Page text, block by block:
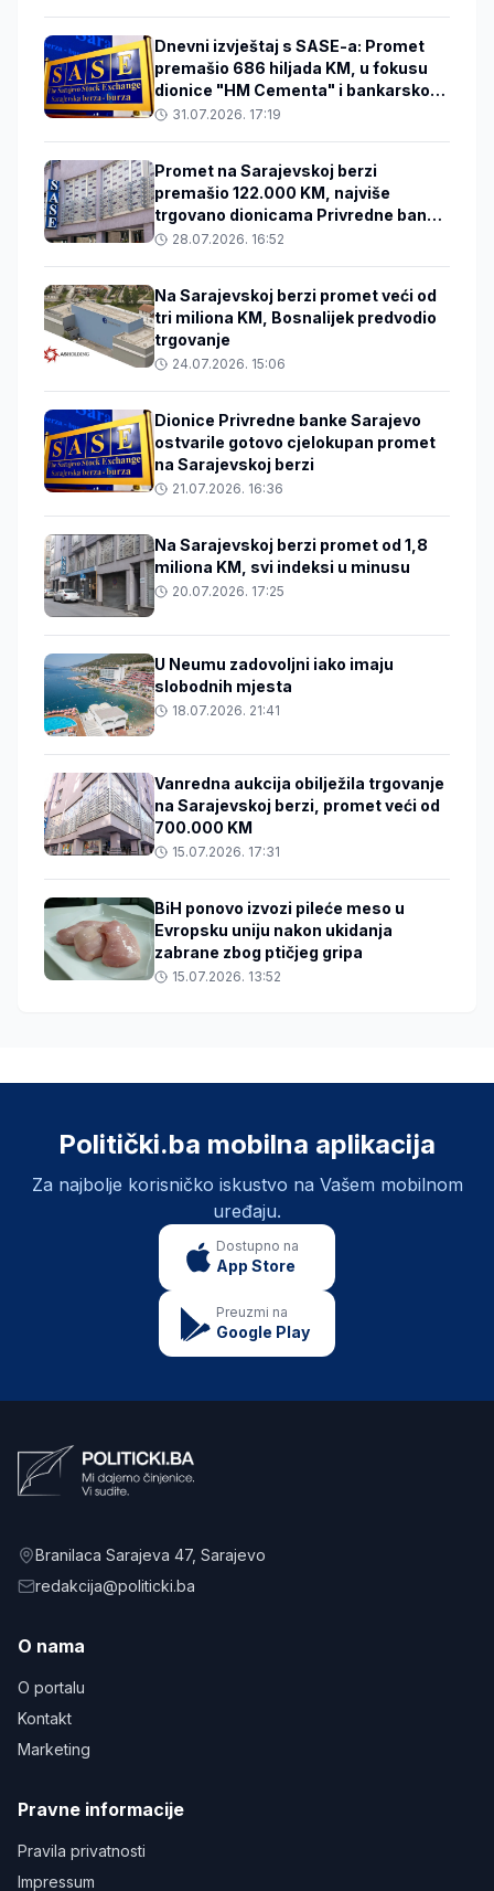
Dnevni izvještaj s SASE-a: Promet
premašio 686 hiljada KM, u fokusu
dionice "HM Cementa" i bankarskog
sektora
31.07.2026. 17:19
Promet na Sarajevskoj berzi
premašio 122.000 KM, najviše
trgovano dionicama Privredne banke
Sarajevo
28.07.2026. 16:52
Na Sarajevskoj berzi promet veći od
tri miliona KM, Bosnalijek predvodio
trgovanje
24.07.2026. 15:06
Dionice Privredne banke Sarajevo
ostvarile gotovo cjelokupan promet
na Sarajevskoj berzi
21.07.2026. 16:36
Na Sarajevskoj berzi promet od 1,8
miliona KM, svi indeksi u minusu
20.07.2026. 17:25
U Neumu zadovoljni iako imaju
slobodnih mjesta
18.07.2026. 21:41
Vanredna aukcija obilježila trgovanje
na Sarajevskoj berzi, promet veći od
700.000 KM
15.07.2026. 17:31
BiH ponovo izvozi pileće meso u
Evropsku uniju nakon ukidanja
zabrane zbog ptičjeg gripa
15.07.2026. 13:52
Politički.ba mobilna aplikacija
Za najbolje korisničko iskustvo na Vašem mobilnom
uređaju.
Dostupno na
App Store
Preuzmi na
Google Play
Branilaca Sarajeva 47, Sarajevo
redakcija@politicki.ba
O nama
O portalu
Kontakt
Marketing
Pravne informacije
Pravila privatnosti
Impressum